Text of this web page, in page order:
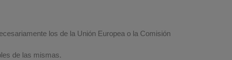
los de la Unión Europea o la Comisión
de las mismas.